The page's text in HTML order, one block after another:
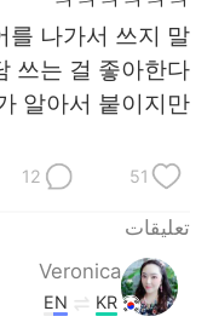
를 나가서 쓰지 말
쓰는 걸 좋아한다
알아서 붙이지만 😂😂
51
12
تعليقات
Veronica
KR
EN